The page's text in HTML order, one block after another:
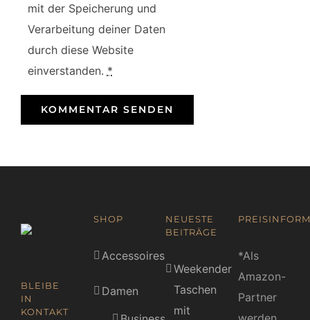
mit der Speicherung und
Verarbeitung deiner Daten
durch diese Website
einverstanden. *
BLEIBE
IN
KONTAKT
SHOP
Accessoires
Damen
NEUESTE
BEITRÄGE
Weekender
Taschen
mit
*Als
Amazon-
Partner